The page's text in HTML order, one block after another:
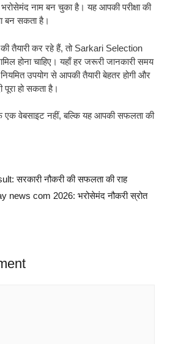
नाम बन चुका है। यह आपकी परीक्षा की
बन सकता है।
तैयारी कर रहे हैं, तो Sarkari Selection
होना चाहिए। यहाँ हर जरूरी जानकारी समय
उपयोग से आपकी तैयारी बेहतर होगी और
पूरा हो सकता है।
एक वेबसाइट नहीं, बल्कि यह आपकी सफलता की
सरकारी नौकरी की सफलता की राह
news com 2026: भरोसेमंद नौकरी स्रोत